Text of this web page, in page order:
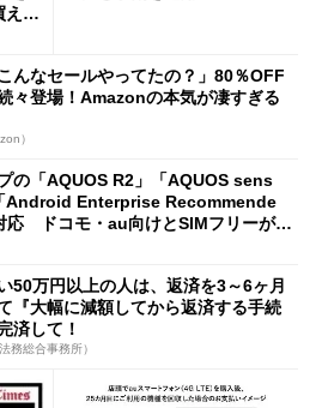
る
こんなセールやってたの？」80％OFF
々登場！Amazonの本気が凄すぎる
）
の「AQUOS R2」「AQUOS sens
Android Enterprise Recommende
応 ドコモ・au向けとSIMフリーが対
50万円以上の人は、返済を3～6ヶ月
『大幅に減額してから返済する手続
済して！
務総合事務所）